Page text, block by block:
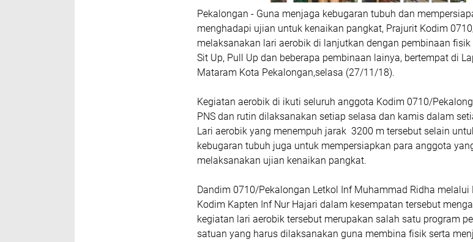
Pekalongan - Guna menjaga kebugaran tubuh dan
menghadapi ujian untuk kenaikan pangkat, Prajurit Kodim
melaksanakan lari aerobik di lanjutkan dengan pembinaan fisik
Sit Up, Pull Up dan beberapa pembinaan lainya, bertempat di
Mataram Kota Pekalongan,selasa (27/11/18).
Kegiatan aerobik di ikuti seluruh anggota Kodim 0710/
PNS dan rutin dilaksanakan setiap selasa dan kamis dalam
Lari aerobik yang menempuh jarak 3200 m tersebut selain
kebugaran tubuh juga untuk mempersiapkan para anggota
melaksanakan ujian kenaikan pangkat.
Dandim 0710/Pekalongan Letkol Inf Muhammad Ridha melalui
Kodim Kapten Inf Nur Hajari dalam kesempatan tersebut
kegiatan lari aerobik tersebut merupakan salah satu program
satuan yang harus dilaksanakan guna membina fisik serta